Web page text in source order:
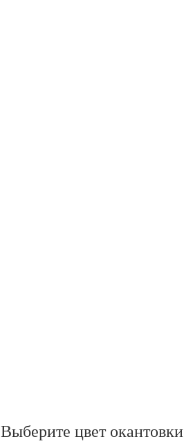
Выберите цвет окантовки